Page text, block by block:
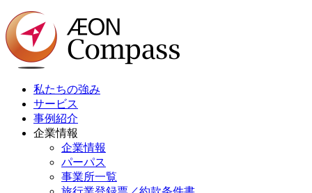
私たちの強み
サービス
事例紹介
企業情報
企業情報
パーパス
事業所一覧